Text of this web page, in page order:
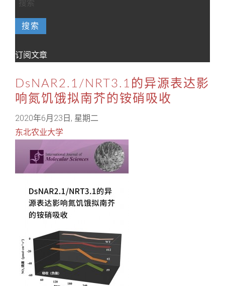
搜索
订阅文章
DsNAR2.1/NRT3.1的异源表达影
响氮饥饿拟南芥的铵硝吸收
2020年6月23日, 星期二
东北农业大学